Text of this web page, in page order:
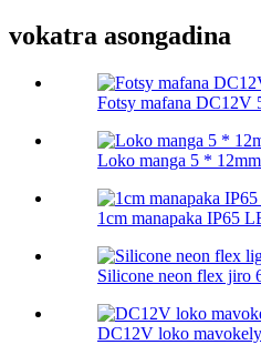
vokatra asongadina
Fotsy mafana DC12V
Loko manga 5 *
1cm manapaka IP65
Silicone neon flex jiro
DC12V loko